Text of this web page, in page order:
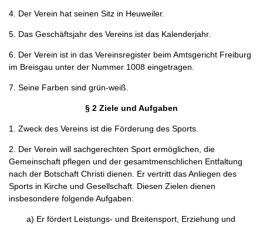
4. Der Verein hat seinen Sitz in Heuweiler.
5. Das Geschäftsjahr des Vereins ist das Kalenderjahr.
6. Der Verein ist in das Vereinsregister beim Amtsgericht Freiburg
im Breisgau unter der Nummer 1008 eingetragen.
7. Seine Farben sind grün-weiß.
§ 2 Ziele und Aufgaben
1. Zweck des Vereins ist die Förderung des Sports.
2. Der Verein will sachgerechten Sport ermöglichen, die
Gemeinschaft pflegen und der gesamtmenschlichen Entfaltung
nach der Botschaft Christi dienen. Er vertritt das Anliegen des
Sports in Kirche und Gesellschaft. Diesen Zielen dienen
insbesondere folgende Aufgaben:
a) Er fördert Leistungs- und Breitensport, Erziehung und